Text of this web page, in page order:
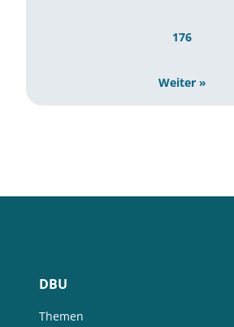
176
Weiter »
DBU
Themen